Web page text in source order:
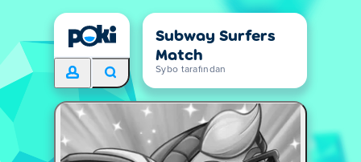
Subway Surfers
Match
Sybo tarafından